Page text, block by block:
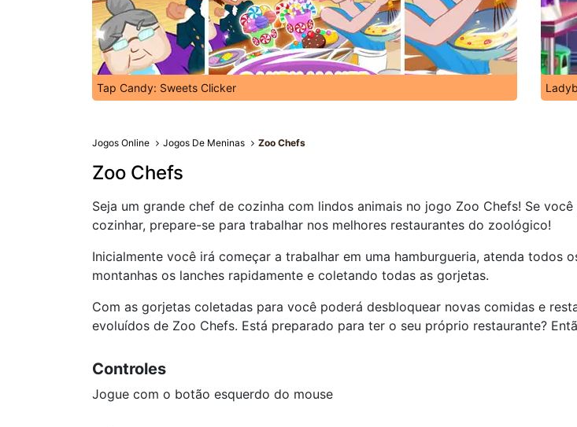
Tap Candy: Sweets Clicker
Jogos Online Jogos De Meninas Zoo Chefs
Zoo Chefs
Seja um grande chef de cozinha com lindos animais no jogo Zoo Chefs! Se
cozinhar, prepare-se para trabalhar nos melhores restaurantes do zoológico!
Inicialmente você irá começar a trabalhar em uma hamburgueria, atenda todos
montanhas os lanches rapidamente e coletando todas as gorjetas.
Com as gorjetas coletadas para você poderá desbloquear novas comidas e
evoluídos de Zoo Chefs. Está preparado para ter o seu próprio restaurante?
Controles
Jogue com o botão esquerdo do mouse